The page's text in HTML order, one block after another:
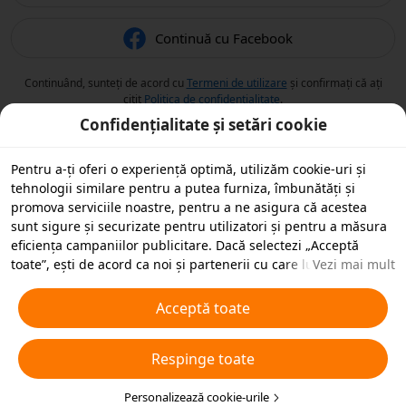
Continuă cu Facebook
Continuând, sunteți de acord cu Termeni de utilizare și confirmați că ați
citit Politica de confidențialitate.
Confidențialitate și setări cookie
Pentru a-ți oferi o experiență optimă, utilizăm cookie-uri și
tehnologii similare pentru a putea furniza, îmbunătăți și
promova serviciile noastre, pentru a ne asigura că acestea
sunt sigure și securizate pentru utilizatori și pentru a măsura
eficiența campaniilor publicitare. Dacă selectezi „Acceptă
toate”, ești de acord ca noi și partenerii cu care lucrăm să
scopuri publicitare. De asemenea, poți „Respinge toate”
cookie-urile neesențiale sau poți alege ce tipuri de cookie-uri
dorești să accepți sau să dezactivezi, printr-un clic mai jos pe
„Personalizare cookie-uri” sau în orice moment în setările de
confidențialitate. Pentru mai multe detalii, veziPolitica noastră
privind cookie-urile și tehnologiile similare .
Vezi mai mult
Acceptă toate
Respinge toate
Personalizează cookie-urile